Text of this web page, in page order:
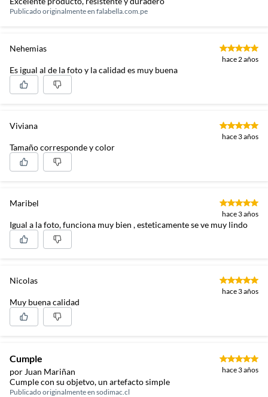
Publicado originalmente en falabella.com.pe
Nehemias
hace 2 años
Es igual al de la foto y la calidad es muy buena
Viviana
hace 3 años
Tamaño corresponde y color
Maribel
hace 3 años
Igual a la foto, funciona muy bien , esteticamente se ve muy lindo
Nicolas
hace 3 años
Muy buena calidad
Cumple
por Juan Mariñan hace 3 años
Cumple con su objetvo, un artefacto simple
Publicado originalmente en sodimac.cl